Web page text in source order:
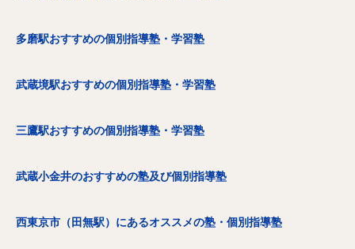
多磨駅おすすめの個別指導塾・学習塾
武蔵境駅おすすめの個別指導塾・学習塾
三鷹駅おすすめの個別指導塾・学習塾
武蔵小金井のおすすめの塾及び個別指導塾
西東京市（田無駅）にあるオススメの塾・個別指導塾